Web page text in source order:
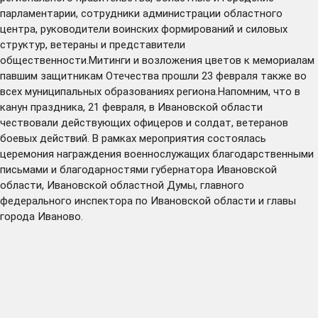
парламентарии, сотрудники администрации областного
центра, руководители воинских формирований и силовых
структур, ветераны и представители
общественности.Митинги и возложения цветов к мемориалам
павшим защитникам Отечества прошли 23 февраля также во
всех муниципальных образованиях региона.Напомним, что в
канун праздника, 21 февраля, в Ивановской области
чествовали действующих офицеров и солдат, ветеранов
боевых действий. В рамках мероприятия состоялась
церемония награждения военнослужащих благодарственными
письмами и благодарностями губернатора Ивановской
области, Ивановской областной Думы, главного
федерального инспектора по Ивановской области и главы
города Иваново.